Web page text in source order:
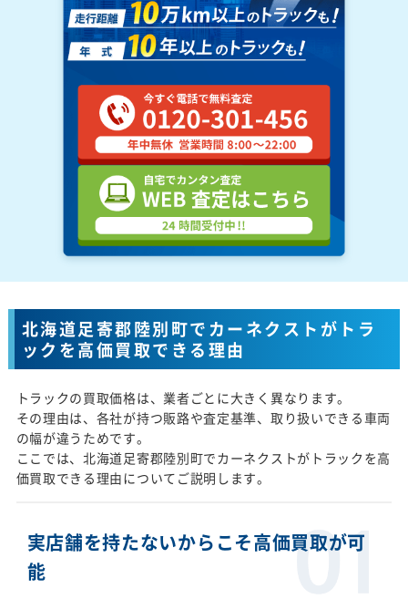
北海道足寄郡陸別町でカーネクストがトラ
ックを高価買取できる理由
トラックの買取価格は、業者ごとに大きく異なります。
その理由は、各社が持つ販路や査定基準、取り扱いできる車両
の幅が違うためです。
ここでは、北海道足寄郡陸別町でカーネクストがトラックを高
価買取できる理由についてご説明します。
実店舗を持たないからこそ高価買取が可
能